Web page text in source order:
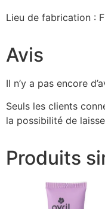
Lieu de fabrication :
Avis
Il n’y a pas encore
Seuls les clients
la possibilité de
Produits